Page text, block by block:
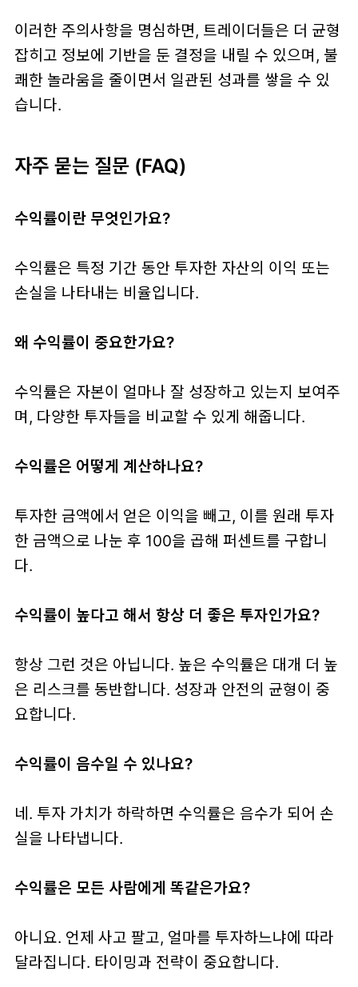
이러한 주의사항을 명심하면, 트레이더들은 더 균형
잡히고 정보에 기반을 둔 결정을 내릴 수 있으며, 불
쾌한 놀라움을 줄이면서 일관된 성과를 쌓을 수 있
습니다.
자주 묻는 질문 (FAQ)
수익률이란 무엇인가요?
수익률은 특정 기간 동안 투자한 자산의 이익 또는
손실을 나타내는 비율입니다.
왜 수익률이 중요한가요?
수익률은 자본이 얼마나 잘 성장하고 있는지 보여주
며, 다양한 투자들을 비교할 수 있게 해줍니다.
수익률은 어떻게 계산하나요?
투자한 금액에서 얻은 이익을 빼고, 이를 원래 투자
한 금액으로 나눈 후 100을 곱해 퍼센트를 구합니
다.
수익률이 높다고 해서 항상 더 좋은 투자인가요?
항상 그런 것은 아닙니다. 높은 수익률은 대개 더 높
은 리스크를 동반합니다. 성장과 안전의 균형이 중
요합니다.
수익률이 음수일 수 있나요?
네. 투자 가치가 하락하면 수익률은 음수가 되어 손
실을 나타냅니다.
수익률은 모든 사람에게 똑같은가요?
아니요. 언제 사고 팔고, 얼마를 투자하느냐에 따라
달라집니다. 타이밍과 전략이 중요합니다.